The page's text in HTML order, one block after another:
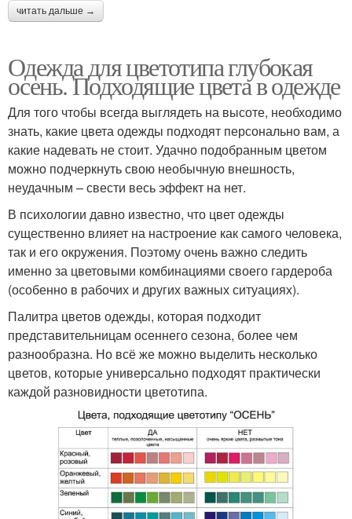
читать дальше →
Одежда для цветотипа глубокая
осень. Подходящие цвета в одежде
Для того чтобы всегда выглядеть на высоте, необходимо
знать, какие цвета одежды подходят персонально вам, а
какие надевать не стоит. Удачно подобранным цветом
можно подчеркнуть свою необычную внешность,
неудачным – свести весь эффект на нет.
В психологии давно известно, что цвет одежды
существенно влияет на настроение как самого человека,
так и его окружения. Поэтому очень важно следить
именно за цветовыми комбинациями своего гардероба
(особенно в рабочих и других важных ситуациях).
Палитра цветов одежды, которая подходит
представительницам осеннего сезона, более чем
разнообразна. Но всё же можно выделить несколько
цветов, которые универсально подходят практически
каждой разновидности цветотипа.